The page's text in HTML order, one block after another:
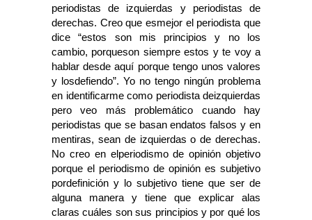
periodistas de izquierdas y periodistas de
derechas. Creo que esmejor el periodista que
dice “estos son mis principios y no los
cambio, porqueson siempre estos y te voy a
hablar desde aquí porque tengo unos valores
y losdefiendo”. Yo no tengo ningún problema
en identificarme como periodista deizquierdas
pero veo más problemático cuando hay
periodistas que se basan endatos falsos y en
mentiras, sean de izquierdas o de derechas.
No creo en elperiodismo de opinión objetivo
porque el periodismo de opinión es subjetivo
pordefinición y lo subjetivo tiene que ser de
alguna manera y tiene que explicar alas
claras cuáles son sus principios y por qué los